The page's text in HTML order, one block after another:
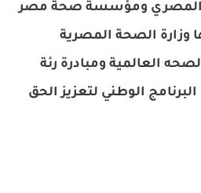
المصري ومؤسسة صحة مصر
وزارة الصحة المصرية
العالمية ومبادرة رئة
الوطني لتعزيز الحق